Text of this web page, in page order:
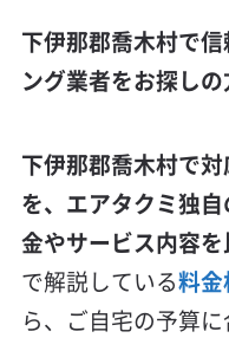
下伊那郡喬木村で
ング業者をお探しの
下伊那郡喬木村で
を、エアタクミ独
金やサービス内容を
で解説している料
ら、ご自宅の予算